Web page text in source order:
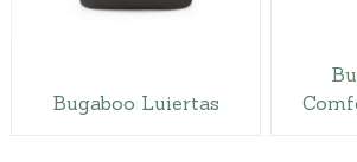
Bugaboo Luiertas